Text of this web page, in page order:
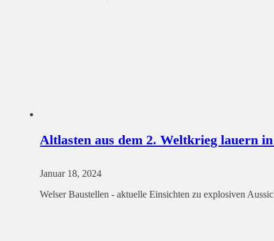
Altlasten aus dem 2. Weltkrieg lauern
Januar 18, 2024
Welser Baustellen - aktuelle Einsichten zu explosiven